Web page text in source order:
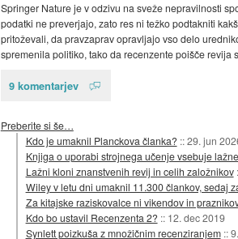
Springer Nature je v odzivu na sveže nepravilnosti
podatki ne preverjajo, zato res ni težko podtakniti
pritoževali, da pravzaprav opravljajo vso delo
spremenila politiko, tako da recenzente poišče revija
9 komentarjev
Preberite si še…
Kdo je umaknil Planckova članka? ::29. jun
Knjiga o uporabi strojnega učenje vsebuje
Lažni kloni znanstvenih revij in celih založnikov
Wiley v letu dni umaknil 11.300 člankov, sedaj
Za kitajske raziskovalce ni vikendov in
Kdo bo ustavil Recenzenta 2? :: 12. dec 2019
Synlett poizkuša z množičnim recenziranjem ::